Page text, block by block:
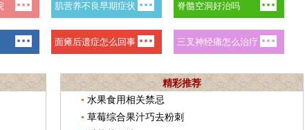
精彩推荐
水果食用相关禁忌
草莓综合果汁巧去粉刺